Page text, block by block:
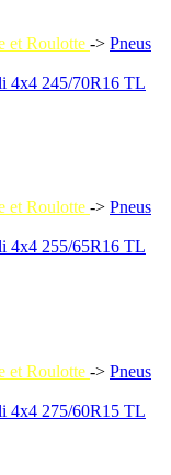
et Roulotte -> Pneus
et Roulotte -> Pneus
et Roulotte -> Pneus